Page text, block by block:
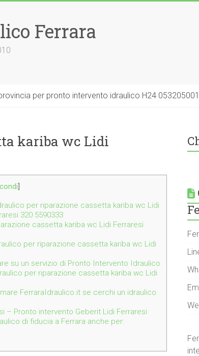
Ferrara
per pronto intervento idraulico H24
kariba wc Lidi
per riparazione cassetta kariba wc Lidi
320 5590333
cassetta kariba wc Lidi Ferraresi
per riparazione cassetta kariba wc Lidi
su un servizio di Pronto Intervento Idraulico
per riparazione cassetta kariba wc Lidi
FerraraIdraulico.it se cerchi un idraulico
– Pronto intervento Geberit Lidi Ferraresi
di fiducia a Ferrara anche per: